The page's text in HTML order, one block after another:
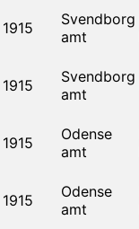
1915
Svendborg
amt
1915
Svendborg
amt
1915
Odense
amt
1915
Odense
amt